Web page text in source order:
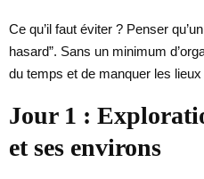
Ce qu’il faut éviter ? Penser
hasard”. Sans un minimum
du temps et de manquer les
Jour 1 :
et ses environs